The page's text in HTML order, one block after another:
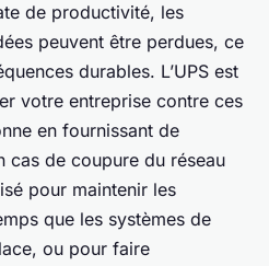
de productivité, les
peuvent être perdues, ce
durables. L’UPS est
votre entreprise contre ces
en fournissant de
cas de coupure du réseau
pour maintenir les
que les systèmes de
ou pour faire